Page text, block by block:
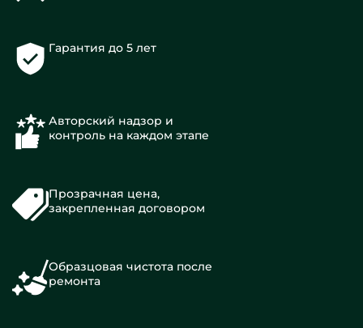
Гарантия до 5 лет
Авторский надзор и
контроль на каждом этапе
Прозрачная цена,
закрепленная договором
Образцовая чистота после
ремонта